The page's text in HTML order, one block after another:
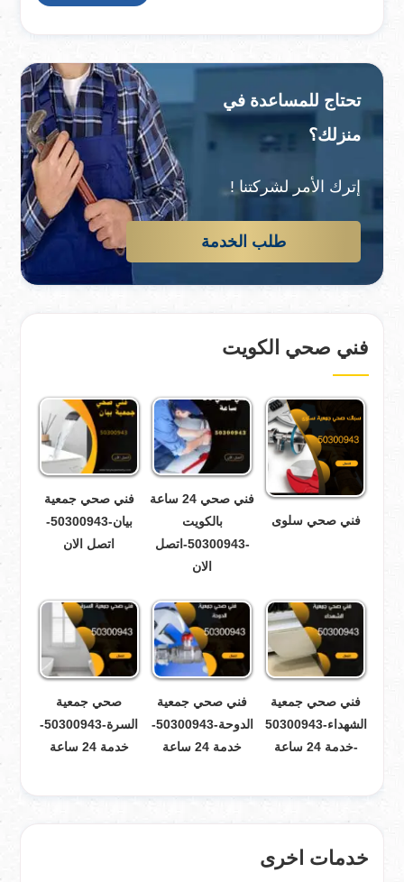
تحتاج للمساعدة في
منزلك؟
إترك الأمر لشركتنا !
طلب الخدمة
فني صحي الكويت
فني صحي سلوى
فني صحي 24 ساعة
بالكويت
-50300943-اتصل
الان
فني صحي جمعية
بيان-50300943-
اتصل الان
فني صحي جمعية
الشهداء-50300943
-خدمة 24 ساعة
فني صحي جمعية
الدوحة-50300943-
خدمة 24 ساعة
صحي جمعية
السرة-50300943-
خدمة 24 ساعة
خدمات اخرى